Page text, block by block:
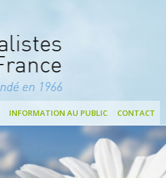
INFORMATION AU PUBLIC CONTACT